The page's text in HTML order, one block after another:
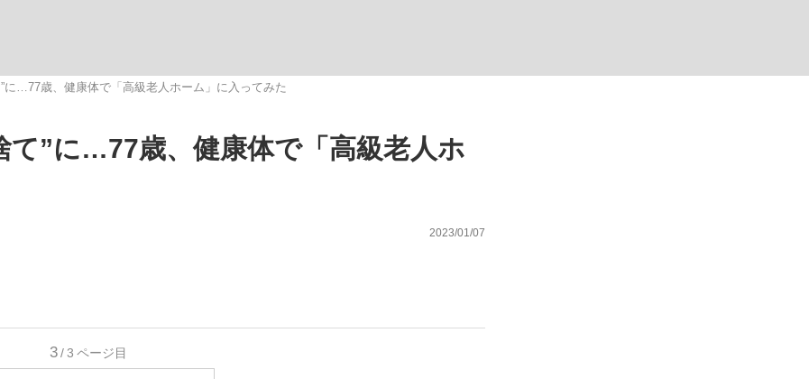
もっと見る
に…77歳、健康体で「高級老人ホーム」に入ってみた
て”に…77歳、健康体で「高級老人ホ
2023/01/07
3/3 ページ目